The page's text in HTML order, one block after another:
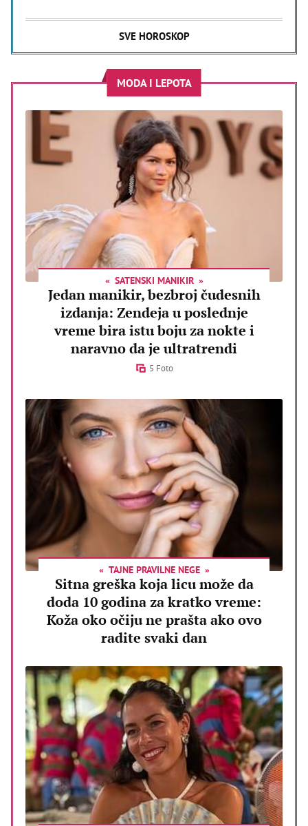
SVE HOROSKOP
MODA I LEPOTA
SATENSKI MANIKIR
Jedan manikir, bezbroj čudesnih
izdanja: Zendeja u poslednje
vreme bira istu boju za nokte i
naravno da je ultratrendi
5 Foto
TAJNE PRAVILNE NEGE
Sitna greška koja licu može da
doda 10 godina za kratko vreme:
Koža oko očiju ne prašta ako ovo
radite svaki dan